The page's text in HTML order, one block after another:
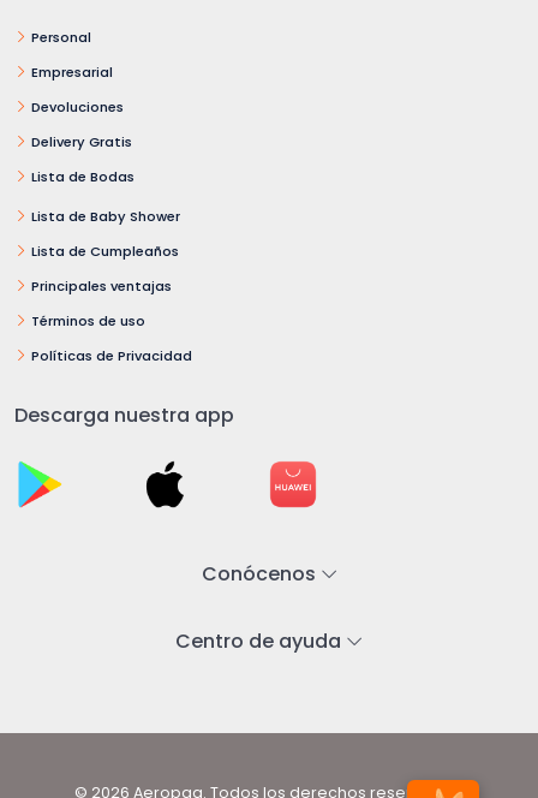
Personal
Empresarial
Devoluciones
Delivery Gratis
Lista de Bodas
Lista de Baby Shower
Lista de Cumpleaños
Principales ventajas
Términos de uso
Políticas de Privacidad
Descarga nuestra app
Conócenos
Centro de ayuda
© 2026 Aeropaq. Todos los derechos reservados.